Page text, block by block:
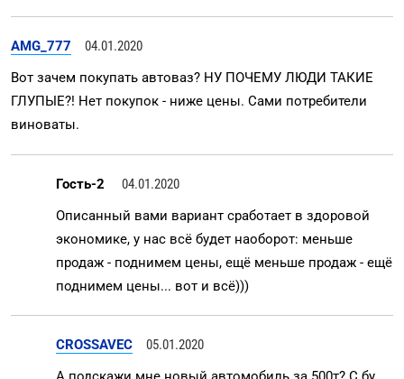
AMG_777
04.01.2020
Вот зачем покупать автоваз? НУ ПОЧЕМУ ЛЮДИ ТАКИЕ
ГЛУПЫЕ?! Нет покупок - ниже цены. Сами потребители
виноваты.
Гость-2
04.01.2020
Описанный вами вариант сработает в здоровой
экономике, у нас всё будет наоборот: меньше
продаж - поднимем цены, ещё меньше продаж - ещё
поднимем цены... вот и всё)))
CROSSAVEC
05.01.2020